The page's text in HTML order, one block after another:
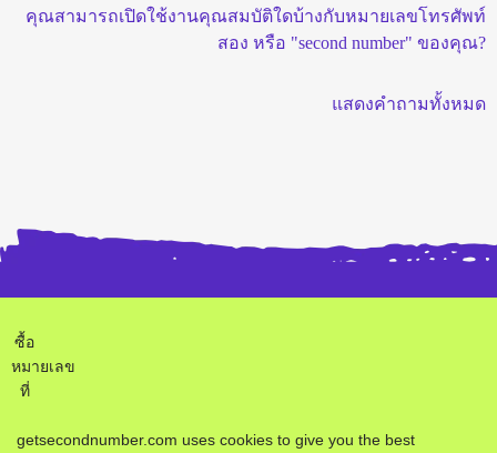
คุณสามารถเปิดใช้งานคุณสมบัติใดบ้างกับหมายเลขโทรศัพท์
สอง หรือ "second number" ของคุณ?
แสดงคำถามทั้งหมด
ซื้อ
หมายเลข
ที่
-
getsecondnumber.com uses cookies to give you the best